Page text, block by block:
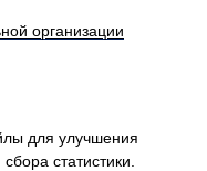
организации
для улучшения
статистики.